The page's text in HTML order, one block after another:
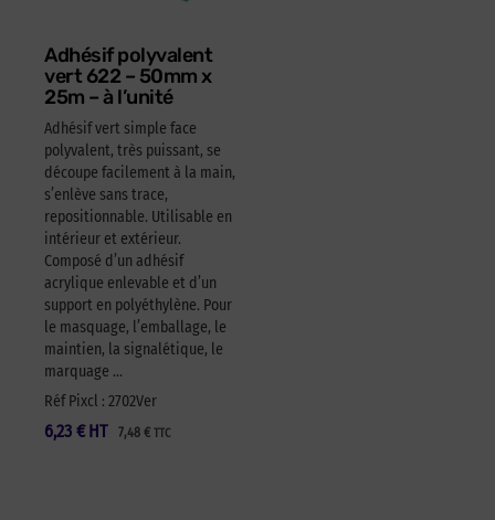
Adhésif polyvalent
vert 622 – 50mm x
25m – à l’unité
Adhésif vert simple face
polyvalent, très puissant, se
découpe facilement à la main,
s’enlève sans trace,
repositionnable. Utilisable en
intérieur et extérieur.
Composé d’un adhésif
acrylique enlevable et d’un
support en polyéthylène. Pour
le masquage, l’emballage, le
maintien, la signalétique, le
marquage …
Réf Pixcl : 2702Ver
6,23 € 7,48 € TTC
HT